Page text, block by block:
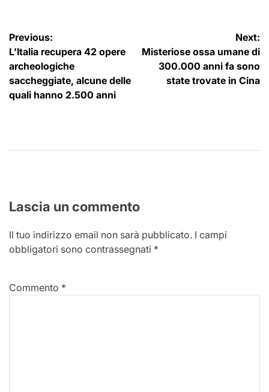
Navigazione
articoli
Previous:
L’Italia recupera 42 opere
archeologiche
saccheggiate, alcune delle
quali hanno 2.500 anni
Next:
Misteriose ossa umane di
300.000 anni fa sono
state trovate in Cina
Lascia un commento
Il tuo indirizzo email non sarà pubblicato. I campi
obbligatori sono contrassegnati *
Commento *